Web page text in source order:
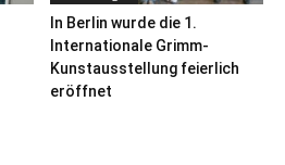
In Berlin wurde die 1.
Internationale Grimm-
Kunstausstellung feierlich
eröffnet